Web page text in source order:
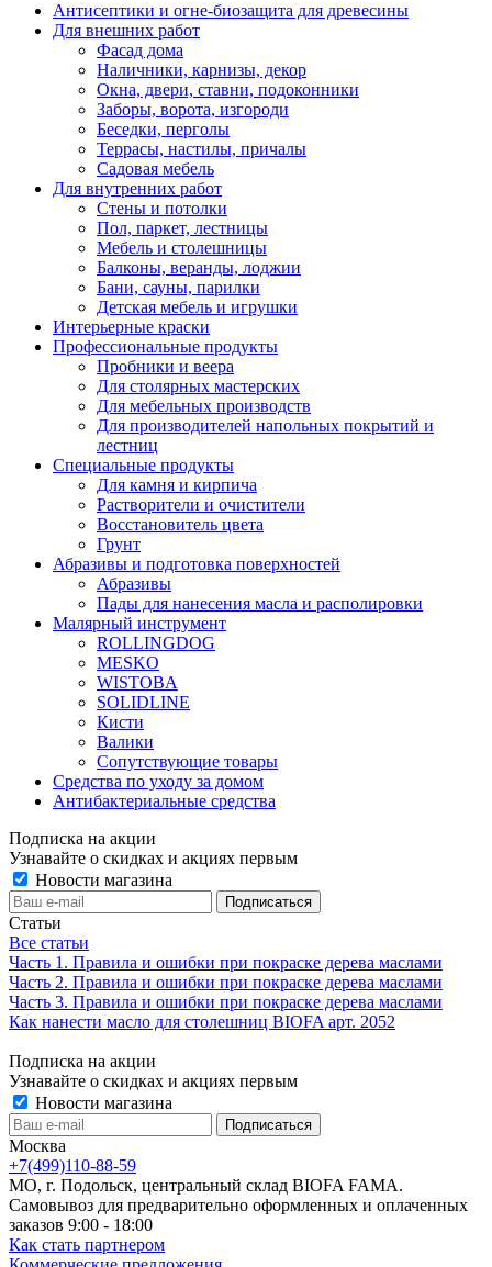
Антисептики и огне-биозащита для древесины
Для внешних работ
Фасад дома
Наличники, карнизы, декор
Окна, двери, ставни, подоконники
Заборы, ворота, изгороди
Беседки, перголы
Террасы, настилы, причалы
Садовая мебель
Для внутренних работ
Стены и потолки
Пол, паркет, лестницы
Мебель и столешницы
Балконы, веранды, лоджии
Бани, сауны, парилки
Детская мебель и игрушки
Интерьерные краски
Профессиональные продукты
Пробники и веера
Для столярных мастерских
Для мебельных производств
Для производителей напольных покрытий и
лестниц
Специальные продукты
Для камня и кирпича
Растворители и очистители
Восстановитель цвета
Грунт
Абразивы и подготовка поверхностей
Абразивы
Пады для нанесения масла и располировки
Малярный инструмент
ROLLINGDOG
MESKO
WISTOBA
SOLIDLINE
Кисти
Валики
Сопутствующие товары
Средства по уходу за домом
Антибактериальные средства
Подписка на акции
Узнавайте о скидках и акциях первым
Новости магазина
Статьи
Все статьи
Часть 1. Правила и ошибки при покраске дерева маслами
Часть 2. Правила и ошибки при покраске дерева маслами
Часть 3. Правила и ошибки при покраске дерева маслами
Как нанести масло для столешниц BIOFA арт. 2052
Подписка на акции
Узнавайте о скидках и акциях первым
Новости магазина
Москва
+7(499)110-88-59
МО, г. Подольск, центральный склад BIOFA FAMA.
Самовывоз для предварительно оформленных и оплаченных
заказов 9:00 - 18:00
Как стать партнером